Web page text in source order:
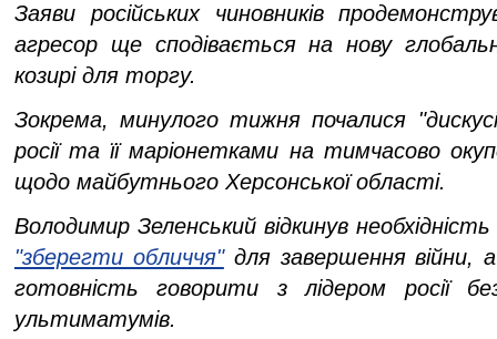
Заяви російських чиновників
агресор ще сподівається на нову
козирі для торгу.
Зокрема, минулого тижня почалися
росії та її маріонетками на тимчасово
щодо майбутнього Херсонської області.
Володимир Зеленський відкинув
"зберегти обличчя"для завершення війни,
готовність говорити з лідером росії
ультиматумів.